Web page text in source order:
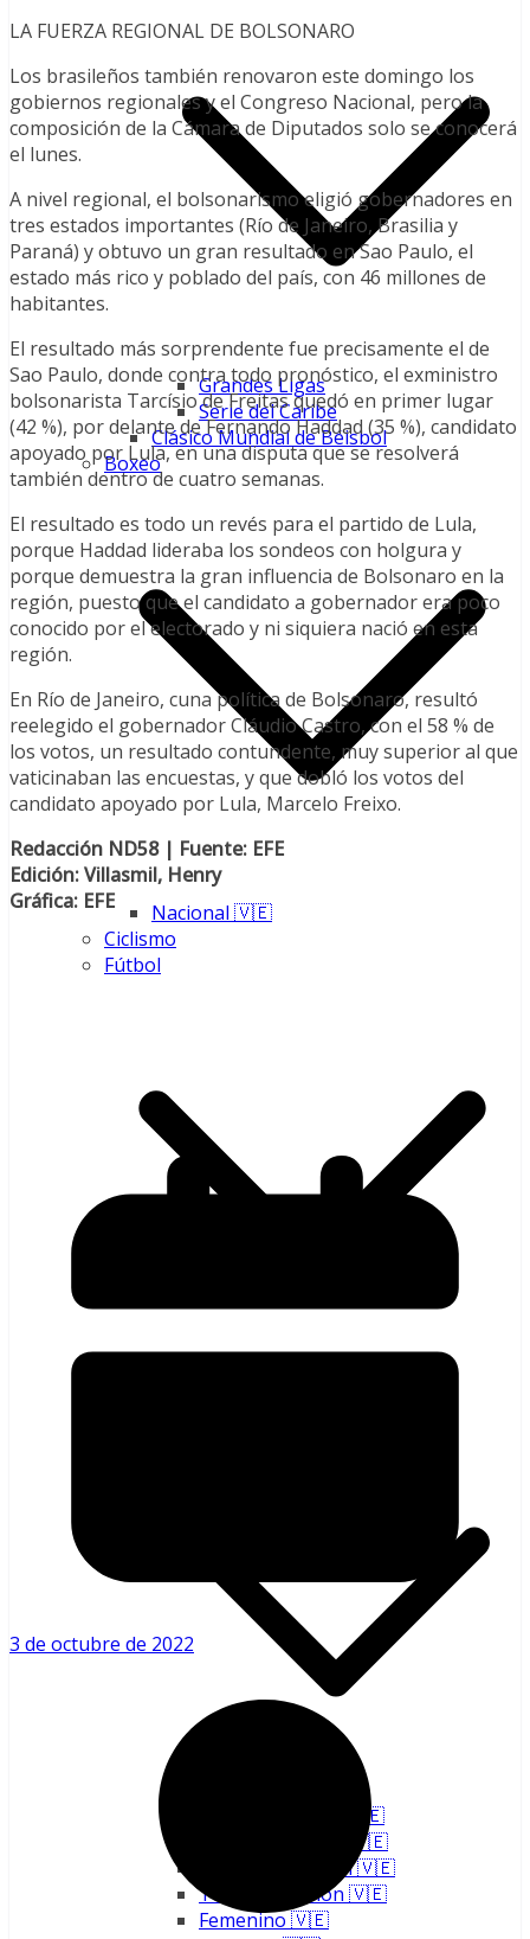
Grandes Ligas
Serie del Caribe
Clásico Mundial de Béisbol
Boxeo
Nacional 🇻🇪
Ciclismo
Fútbol
Copa Venezuela 🇻🇪
Primera División 🇻🇪
Segunda División 🇻🇪
Tercera División 🇻🇪
Femenino 🇻🇪
LA FUERZA REGIONAL DE BOLSONARO
Los brasileños también renovaron este domingo los
gobiernos regionales y el Congreso Nacional, pero la
composición de la Cámara de Diputados solo se conocerá
el lunes.
A nivel regional, el bolsonarismo eligió gobernadores en
tres estados importantes (Río de Janeiro, Brasilia y
Paraná) y obtuvo un gran resultado en Sao Paulo, el
estado más rico y poblado del país, con 46 millones de
habitantes.
El resultado más sorprendente fue precisamente el de
Sao Paulo, donde contra todo pronóstico, el exministro
bolsonarista Tarcísio de Freitas quedó en primer lugar
(42 %), por delante de Fernando Haddad (35 %), candidato
apoyado por Lula, en una disputa que se resolverá
también dentro de cuatro semanas.
El resultado es todo un revés para el partido de Lula,
porque Haddad lideraba los sondeos con holgura y
porque demuestra la gran influencia de Bolsonaro en la
región, puesto que el candidato a gobernador era poco
conocido por el electorado y ni siquiera nació en esta
región.
En Río de Janeiro, cuna política de Bolsonaro, resultó
reelegido el gobernador Cláudio Castro, con el 58 % de
los votos, un resultado contundente, muy superior al que
vaticinaban las encuestas, y que dobló los votos del
candidato apoyado por Lula, Marcelo Freixo.
Redacción ND58 | Fuente: EFE
Edición: Villasmil, Henry
Gráfica: EFE
3 de octubre de 2022